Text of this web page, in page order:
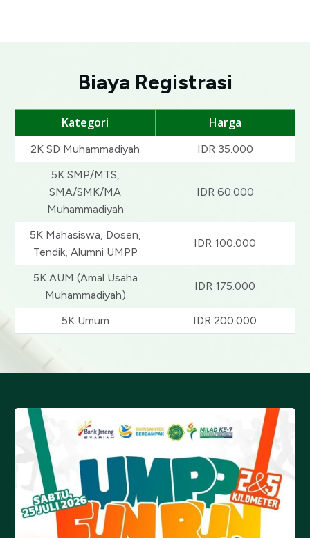
Biaya Registrasi
Kategori Harga
2K SD Muhammadiyah
IDR 35.000
5K SMP/MTS,
SMA/SMK/MA
Muhammadiyah
IDR 60.000
5K Mahasiswa, Dosen,
Tendik, Alumni UMPP
IDR 100.000
5K AUM (Amal Usaha
Muhammadiyah)
IDR 175.000
5K Umum IDR 200.000